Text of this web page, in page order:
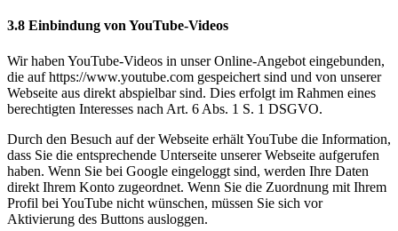
3.8 Einbindung von YouTube-Videos
Wir haben YouTube-Videos in unser Online-Angebot eingebunden,
die auf https://www.youtube.com gespeichert sind und von unserer
Webseite aus direkt abspielbar sind. Dies erfolgt im Rahmen eines
berechtigten Interesses nach Art. 6 Abs. 1 S. 1 DSGVO.
Durch den Besuch auf der Webseite erhält YouTube die Information,
dass Sie die entsprechende Unterseite unserer Webseite aufgerufen
haben. Wenn Sie bei Google eingeloggt sind, werden Ihre Daten
direkt Ihrem Konto zugeordnet. Wenn Sie die Zuordnung mit Ihrem
Profil bei YouTube nicht wünschen, müssen Sie sich vor
Aktivierung des Buttons ausloggen.